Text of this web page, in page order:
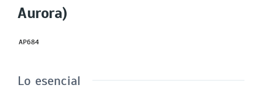
Aurora)
AP684
Lo esencial